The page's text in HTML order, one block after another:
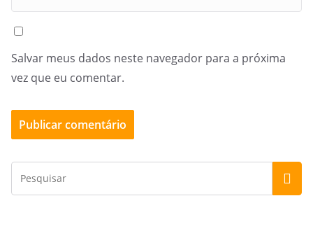
Salvar meus dados neste navegador para a próxima
vez que eu comentar.